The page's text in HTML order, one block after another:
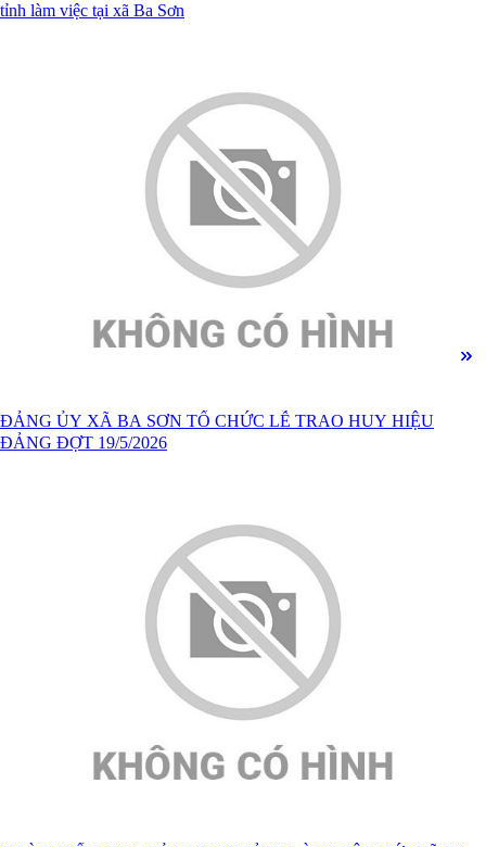
tỉnh làm việc tại xã Ba Sơn
ĐẢNG ỦY XÃ BA SƠN TỔ CHỨC LỄ TRAO HUY HIỆU
ĐẢNG ĐỢT 19/5/2026